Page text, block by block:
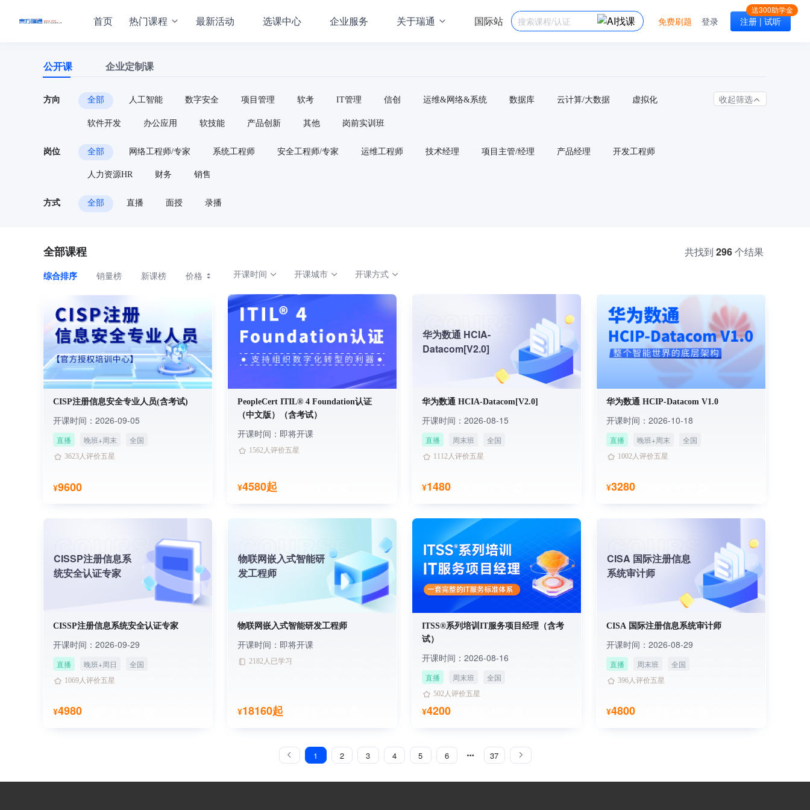
首页 热门课程 最新活动 选课中心 企业服务 关于瑞通 国际站 免费刷题 登录 注册 | 试听
公开课 企业定制课
方向 全部 人工智能 数字安全 项目管理 软考 IT管理 信创 运维&网络&系统 数据库 云计算/大数据 虚拟化
软件开发 办公应用 软技能 产品创新 其他 岗前实训班
收起筛选
岗位 全部 网络工程师/专家 系统工程师 安全工程师/专家 运维工程师 技术经理 项目主管/经理 产品经理 开发工程师
人力资源HR 财务 销售
方式 全部 直播 面授 录播
全部课程 共找到 296 个结果
综合排序 销量榜 新课榜 价格 开课时间 开课城市 开课方式
CISP注册信息安全专业人员(含考试)
开课时间：2026-09-05
直播 晚班+周末 全国
17450人已学习
3623人评价五星
¥9600
PeopleCert ITIL® 4 Foundation认证
（中文版）（含考试）
开课时间：即将开课
7097人已学习
1562人评价五星
¥4580起
华为数通 HCIA-
Datacom[V2.0]
华为数通 HCIA-Datacom[V2.0]
开课时间：2026-08-15
直播 周末班 全国
4097人已学习
1112人评价五星
¥1480
华为数通 HCIP-Datacom V1.0
开课时间：2026-10-18
直播 晚班+周末 全国
3860人已学习
1002人评价五星
¥3280
CISSP注册信息系
统安全认证专家
CISSP注册信息系统安全认证专家
开课时间：2026-09-29
直播 晚班+周日 全国
3827人已学习
1069人评价五星
¥4980
物联网嵌入式智能研
发工程师
物联网嵌入式智能研发工程师
开课时间：即将开课
2182人已学习
¥18160起
ITSS®系列培训IT服务项目经理（含考
试）
开课时间：2026-08-16
直播 周末班 全国
1991人已学习
502人评价五星
502人评价五星
¥4200
CISA 国际注册信息
系统审计师
CISA 国际注册信息系统审计师
开课时间：2026-08-29
直播 周末班 全国
1824人已学习
396人评价五星
¥4800
1 2 3 4 5 6 37